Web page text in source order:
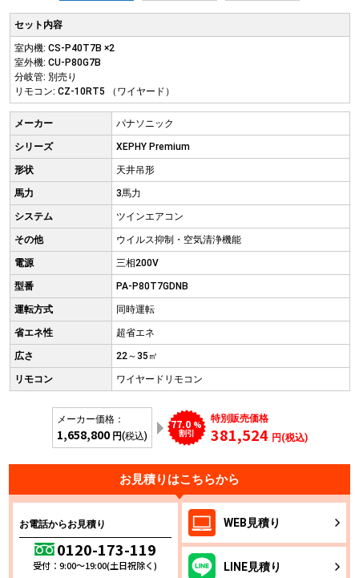
セット内容
室内機: CS-P40T7B ×2
室外機: CU-P80G7B
分岐管: 別売り
リモコン: CZ-10RT5 （ワイヤード）
メーカー パナソニック
シリーズ XEPHY Premium
形状 天井吊形
馬力 3馬力
システム ツインエアコン
その他 ウイルス抑制・空気清浄機能
電源 三相200V
型番 PA-P80T7GDNB
運転方式 同時運転
省エネ性 超省エネ
広さ 22～35㎡
リモコン ワイヤードリモコン
メーカー価格：
1,658,800 円(税込)
77.0 %
割引
特別販売価格
381,524 円(税込)
お見積りはこちらから
お電話からお見積り
0120-173-119
受付：9:00～19:00(土日祝除く)
WEB 見積り
LINE見積り